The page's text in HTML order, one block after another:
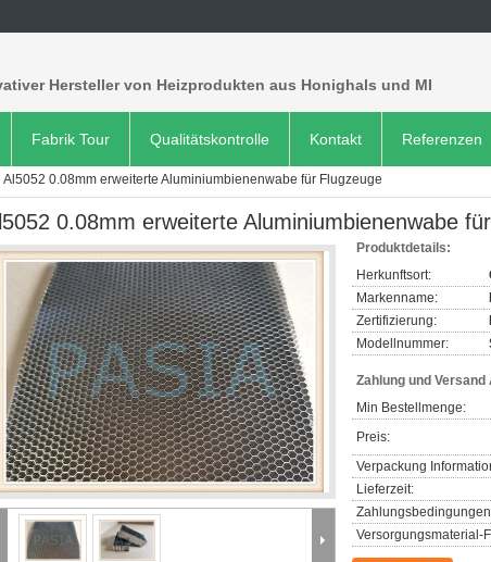
Hersteller von Heizprodukten aus Honighals und MI
Fabrik Tour Qualitätskontrolle Kontakt Referenzen
Al5052 0.08mm erweiterte Aluminiumbienenwabe für Flugzeuge
0.08mm erweiterte Aluminiumbienenwabe
Produktdetails:
Herkunftsort:
Markenname:
Zertifizierung:
Modellnummer:
Zahlung und Versand
Min Bestellmenge:
Preis:
Verpackung
Lieferzeit:
Versorgungsmaterial-